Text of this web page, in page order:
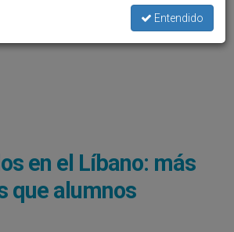
en el Líbano: más
que alumnos
Entendido